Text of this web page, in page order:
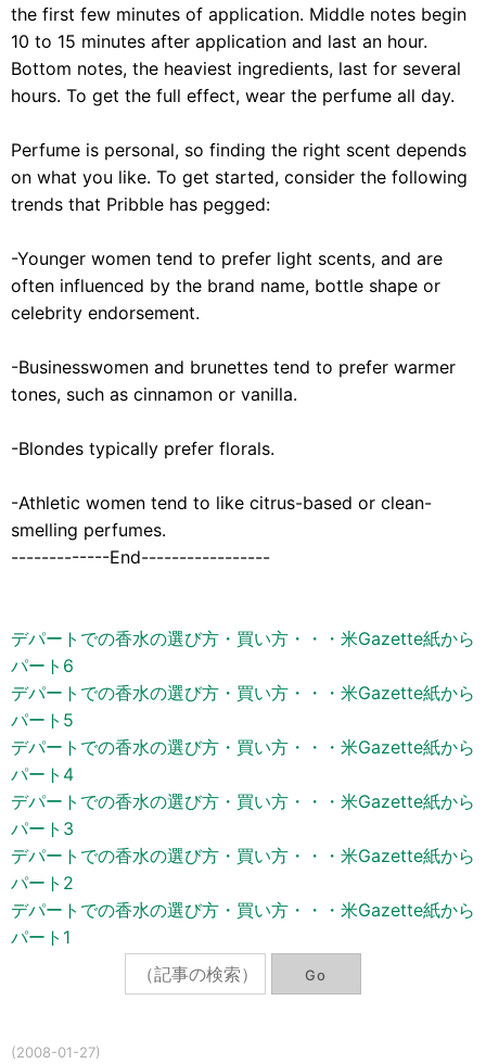
the first few minutes of application. Middle notes begin
10 to 15 minutes after application and last an hour.
Bottom notes, the heaviest ingredients, last for several
hours. To get the full effect, wear the perfume all day.
Perfume is personal, so finding the right scent depends
on what you like. To get started, consider the following
trends that Pribble has pegged:
-Younger women tend to prefer light scents, and are
often influenced by the brand name, bottle shape or
celebrity endorsement.
-Businesswomen and brunettes tend to prefer warmer
tones, such as cinnamon or vanilla.
-Blondes typically prefer florals.
-Athletic women tend to like citrus-based or clean-
smelling perfumes.
-------------End-----------------
デパートでの香水の選び方・買い方・・・米Gazette紙から
パート6
デパートでの香水の選び方・買い方・・・米Gazette紙から
パート5
デパートでの香水の選び方・買い方・・・米Gazette紙から
パート4
デパートでの香水の選び方・買い方・・・米Gazette紙から
パート3
デパートでの香水の選び方・買い方・・・米Gazette紙から
パート2
デパートでの香水の選び方・買い方・・・米Gazette紙から
パート1
(2008-01-27)